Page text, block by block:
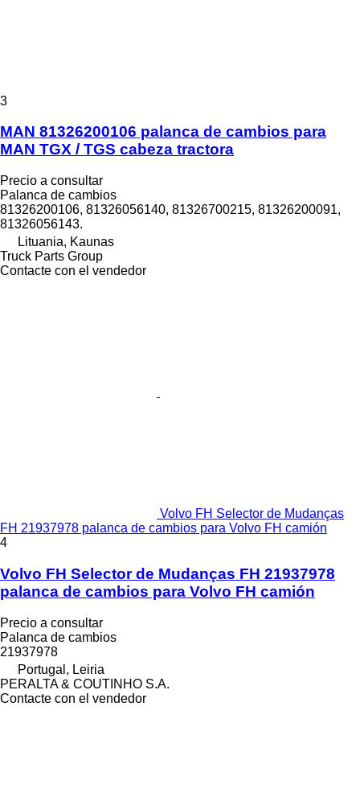
3
MAN 81326200106 palanca de cambios para
MAN TGX / TGS cabeza tractora
Precio a consultar
Palanca de cambios
81326200106, 81326056140, 81326700215, 81326200091,
81326056143.
Lituania, Kaunas
Truck Parts Group
Contacte con el vendedor
Volvo FH Selector de Mudanças
FH 21937978 palanca de cambios para Volvo FH camión
4
Volvo FH Selector de Mudanças FH 21937978
palanca de cambios para Volvo FH camión
Precio a consultar
Palanca de cambios
21937978
Portugal, Leiria
PERALTA & COUTINHO S.A.
Contacte con el vendedor